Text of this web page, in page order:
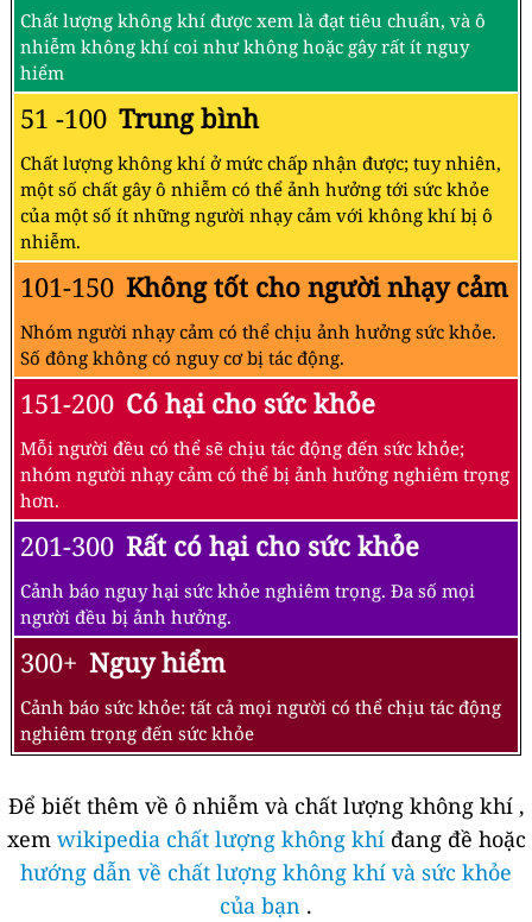
Chất lượng không khí được xem là đạt tiêu chuẩn, và ô
nhiễm không khí coi như không hoặc gây rất ít nguy
hiểm
51 -100 Trung bình
Chất lượng không khí ở mức chấp nhận được; tuy nhiên,
một số chất gây ô nhiễm có thể ảnh hưởng tới sức khỏe
của một số ít những người nhạy cảm với không khí bị ô
nhiễm.
101-150 Không tốt cho người nhạy cảm
Nhóm người nhạy cảm có thể chịu ảnh hưởng sức khỏe.
Số đông không có nguy cơ bị tác động.
151-200 Có hại cho sức khỏe
Mỗi người đều có thể sẽ chịu tác động đến sức khỏe;
nhóm người nhạy cảm có thể bị ảnh hưởng nghiêm trọng
hơn.
201-300 Rất có hại cho sức khỏe
Cảnh báo nguy hại sức khỏe nghiêm trọng. Đa số mọi
người đều bị ảnh hưởng.
300+ Nguy hiểm
Cảnh báo sức khỏe: tất cả mọi người có thể chịu tác động
nghiêm trọng đến sức khỏe
Để biết thêm về ô nhiễm và chất lượng không khí ,
xem wikipedia chất lượng không khíđang đề hoặc
hướng dẫn về chất lượng không khí và sức khỏe
của bạn .